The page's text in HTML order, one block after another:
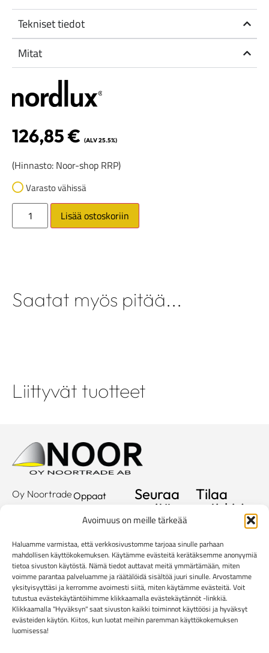
Avoimuus on meille tärkeää
Haluamme varmistaa, että verkkosivustomme tarjoaa sinulle parhaan
mahdollisen käyttökokemuksen. Käytämme evästeitä kerätäksemme anonyymiä
tietoa sivuston käytöstä. Nämä tiedot auttavat meitä ymmärtämään, miten
voimme parantaa palveluamme ja räätälöidä sisältöä juuri sinulle. Arvostamme
yksityisyyttäsi ja kerromme avoimesti siitä, miten käytämme evästeitä. Voit
tutustua evästekäytäntöihimme klikkaamalla evästekäytännöt -linkkiä.
Klikkaamalla "Hyväksyn" saat sivuston kaikki toiminnot käyttöösi ja hyväksyt
evästeiden käytön. Kiitos, kun luotat meihin paremman käyttökokemuksen
luomisessa!
Tekniset tiedot
Mitat
126,85€ (ALV 25.5%)
(Hinnasto: Noor-shop RRP)
Varasto vähissä
Lisää ostoskoriin
Saatat myös pitää...
Liittyvät tuotteet
Oy Noortrade
Hallimestarinkatu
20780
Kaarina
info@noortrade.fi
+358 2 51 22
500
Oppaat
Kuvastot
Showroom
Yritys
Yhteystiedot
Ajankohtaista
Seuraa
meitä
Tilaa
uutiskirje